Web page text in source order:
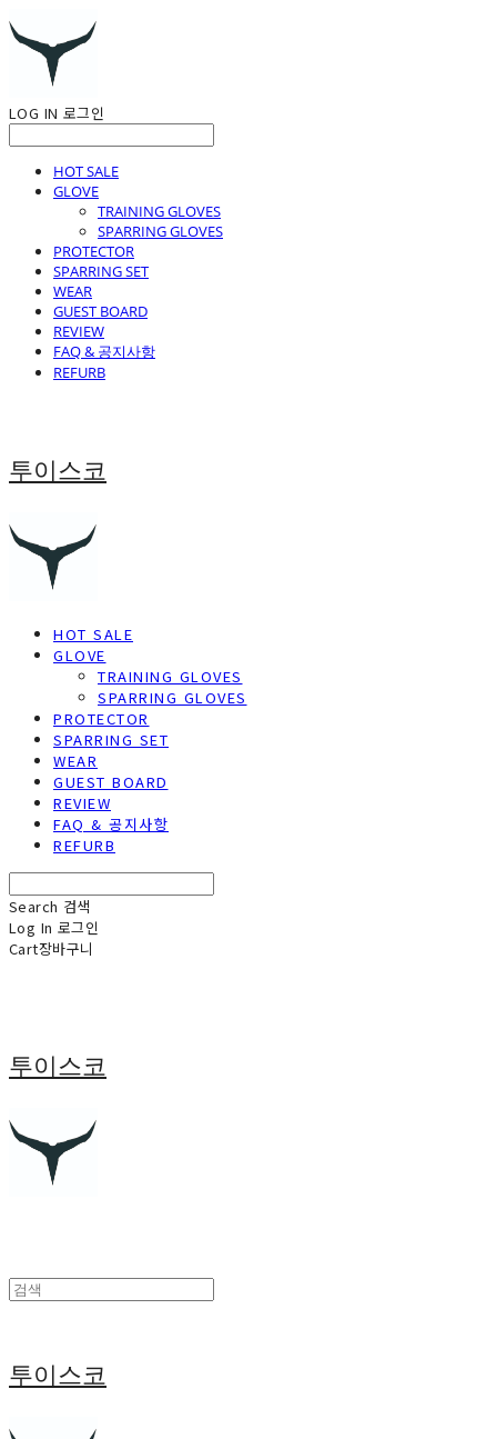
LOG IN 로그인
HOT SALE
GLOVE
TRAINING GLOVES
SPARRING GLOVES
PROTECTOR
SPARRING SET
WEAR
GUEST BOARD
REVIEW
FAQ & 공지사항
REFURB
투이스코
HOT SALE
GLOVE
TRAINING GLOVES
SPARRING GLOVES
PROTECTOR
SPARRING SET
WEAR
GUEST BOARD
REVIEW
FAQ & 공지사항
REFURB
Search 검색
Log In 로그인
Cart장바구니
투이스코
투이스코